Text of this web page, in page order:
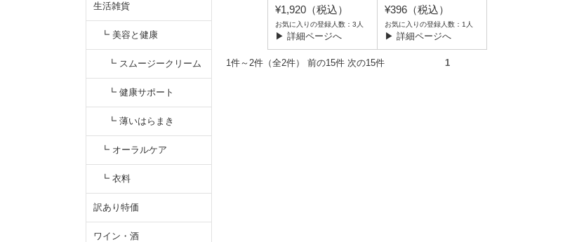
生活雑貨
┗ 美容と健康
┗ スムージークリーム
（パラペンフリー）
┗ 健康サポート
┗ 薄いはらまき
┗ オーラルケア
┗ 衣料
訳あり特価
ワイン・酒
¥1,920（税込）
お気に入りの登録人数：3人
▶ 詳細ページへ
¥396（税込）
お気に入りの登録人数：1人
▶ 詳細ページへ
1件～2件（全2件） 前の15件 次の15件 1